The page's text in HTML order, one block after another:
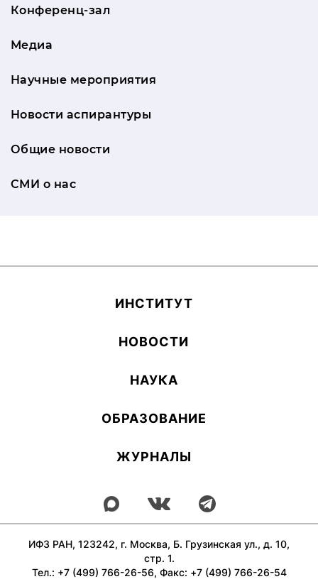
Конференц-зал
Медиа
Научные мероприятия
Новости аспирантуры
Общие новости
СМИ о нас
ИН­СТИ­ТУТ
НОВОСТИ
НАУКА
ОБ­РА­ЗОВА­НИЕ
ЖУРНАЛЫ
ИФЗ РАН, 123242, г. Москва, Б. Грузинская ул., д. 10,
стр. 1.
Тел.: +7 (499) 766-26-56, Факс: +7 (499) 766-26-54